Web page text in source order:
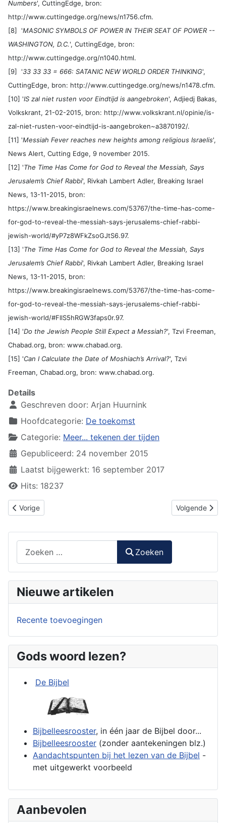
Numbers', CuttingEdge, bron:
http://www.cuttingedge.org/news/n1756.cfm.
[8] 'MASONIC SYMBOLS OF POWER IN THEIR SEAT OF POWER --
WASHINGTON, D.C.', CuttingEdge, bron:
http://www.cuttingedge.org/n1040.html.
[9] '33 33 33 = 666: SATANIC NEW WORLD ORDER THINKING',
CuttingEdge, bron: http://www.cuttingedge.org/news/n1478.cfm.
[10] 'IS zal niet rusten voor Eindtijd is aangebroken', Adjiedj Bakas,
Volkskrant, 21-02-2015, bron: http://www.volkskrant.nl/opinie/is-
zal-niet-rusten-voor-eindtijd-is-aangebroken~a3870192/.
[11] 'Messiah Fever reaches new heights among religious Israelis',
News Alert, Cutting Edge, 9 november 2015.
[12] 'The Time Has Come for God to Reveal the Messiah, Says
Jerusalem’s Chief Rabbi', Rivkah Lambert Adler, Breaking Israel
News, 13-11-2015, bron:
https://www.breakingisraelnews.com/53767/the-time-has-come-
for-god-to-reveal-the-messiah-says-jerusalems-chief-rabbi-
jewish-world/#yP7z8WFkZsoGJtS6.97.
[13] 'The Time Has Come for God to Reveal the Messiah, Says
Jerusalem’s Chief Rabbi', Rivkah Lambert Adler, Breaking Israel
News, 13-11-2015, bron:
https://www.breakingisraelnews.com/53767/the-time-has-come-
for-god-to-reveal-the-messiah-says-jerusalems-chief-rabbi-
jewish-world/#FllS5hRGW3faps0r.97.
[14] 'Do the Jewish People Still Expect a Messiah?', Tzvi Freeman,
Chabad.org, bron: www.chabad.org.
[15] 'Can I Calculate the Date of Moshiach’s Arrival?', Tzvi
Freeman, Chabad.org, bron: www.chabad.org.
Details
Geschreven door: Arjan Huurnink
Hoofdcategorie: De toekomst
Categorie: Meer... tekenen der tijden
Gepubliceerd: 24 november 2015
Laatst bijgewerkt: 16 september 2017
Hits: 18237
Vorig artikel: Tekenen der tijden: de herbouw van de Tempel
Vorige Volgende
Volgende
Zoeken
Nieuwe artikelen
Recente toevoegingen
Gods woord lezen?
De Bijbel
Bijbelleesrooster, in één jaar de Bijbel door...
Bijbelleesrooster (zonder aantekeningen blz.)
Aandachtspunten bij het lezen van de Bijbel -
met uitgewerkt voorbeeld
Aanbevolen